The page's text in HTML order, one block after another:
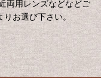
両用レンズなどなどご
りお選び下さい。